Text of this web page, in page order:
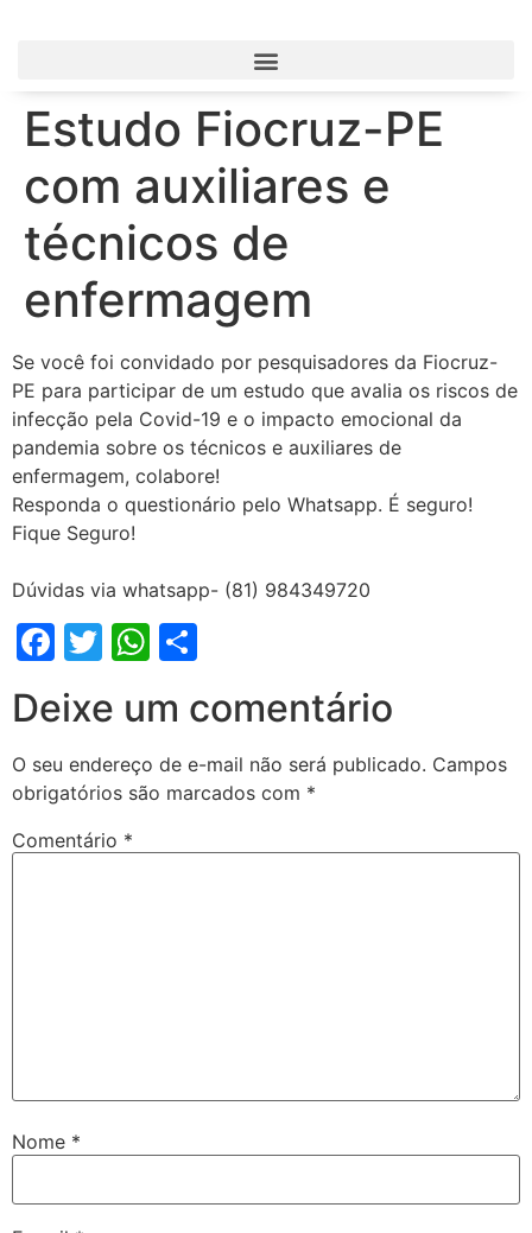
Estudo Fiocruz-PE
com auxiliares e
técnicos de
enfermagem
Se você foi convidado por pesquisadores da Fiocruz-
PE para participar de um estudo que avalia os riscos de
infecção pela Covid-19 e o impacto emocional da
pandemia sobre os técnicos e auxiliares de
enfermagem, colabore!
Responda o questionário pelo Whatsapp. É seguro!
Fique Seguro!
Dúvidas via whatsapp- (81) 984349720
Facebook
TwitterWhatsApp
Deixe um comentário
O seu endereço de e-mail não será publicado. Campos
obrigatórios são marcados com *
Comentário *
Nome *